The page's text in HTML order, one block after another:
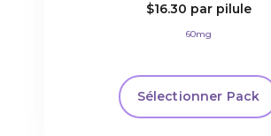
$16.30 par pilule
60mg
Sélectionner Pack